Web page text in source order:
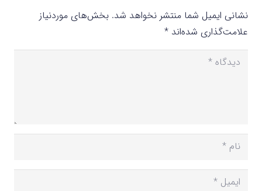
نشانی ایمیل شما منتشر نخواهد شد. بخش‌های موردنیاز
علامت‌گذاری شده‌اند *